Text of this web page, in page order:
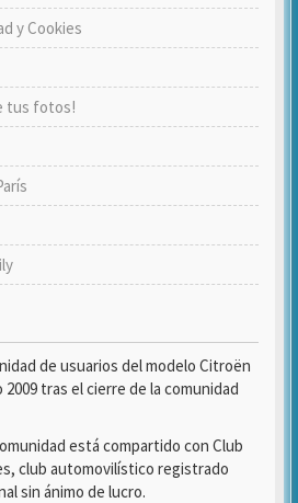
y Cookies
tus fotos!
de usuarios del modelo Citroën
2009 tras el cierre de la comunidad
está compartido con Club
club automovilístico registrado
sin ánimo de lucro.